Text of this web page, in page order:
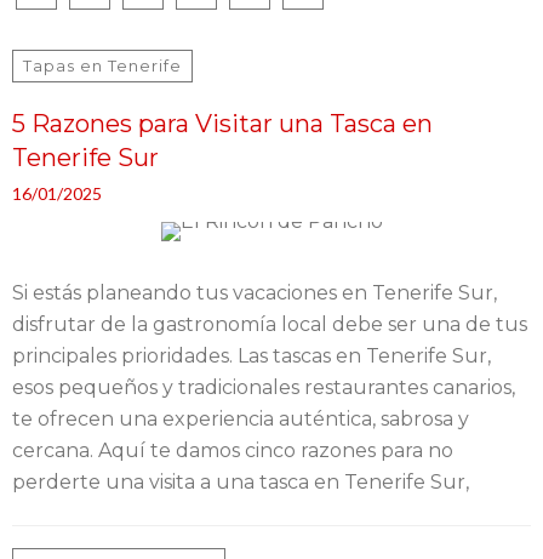
Tapas en Tenerife
5 Razones para Visitar una Tasca en
Tenerife Sur
16/01/2025
Si estás planeando tus vacaciones en Tenerife Sur,
disfrutar de la gastronomía local debe ser una de tus
principales prioridades. Las tascas en Tenerife Sur,
esos pequeños y tradicionales restaurantes canarios,
te ofrecen una experiencia auténtica, sabrosa y
cercana. Aquí te damos cinco razones para no
perderte una visita a una tasca en Tenerife Sur,